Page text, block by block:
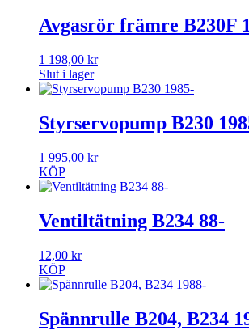
Avgasrör främre B230F
1 198,00 kr
Slut i lager
Styrservopump B230
1 995,00 kr
KÖP
Ventiltätning B234 88-
12,00 kr
KÖP
Spännrulle B204, B234